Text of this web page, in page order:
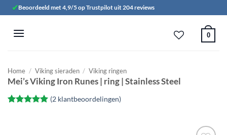
naar
inhoud
✔Beoordeeld met 4,9/5 op Trustpilot uit 204 reviews
0
Home / Viking sieraden / Viking ringen
Mei’s Viking Iron Runes | ring | Stainless Steel
(2klantbeoordelingen)